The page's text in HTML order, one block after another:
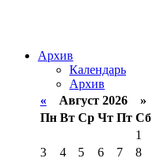
Архив
Календарь
Архив
« Август 2026 »
Пн Вт Ср Чт Пт Сб
1
3
4 5 6 7 8